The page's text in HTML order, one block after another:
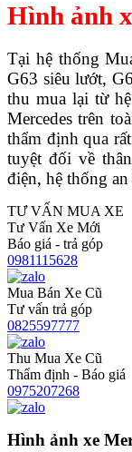
Hình ảnh
Tại hệ thống
G63 siêu lướt,
thu mua lại từ
Mercedes trên
thẩm định qua
tuyệt đối về
điện, hệ thống
TƯ VẤN MUA XE
Tư Vấn Xe Mới
Báo giá - trả góp
0981115628
Mua Bán Xe Cũ
Tư vấn trả góp
0825597777
Thu Mua Xe Cũ
Thẩm định - Báo giá
0975207268
Hình ảnh xe